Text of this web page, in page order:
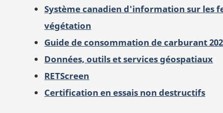
Système canadien d'information sur les
végétation
Guide de consommation de carburant
Données, outils et services géospatiaux
RETScreen
Certification en essais non destructifs